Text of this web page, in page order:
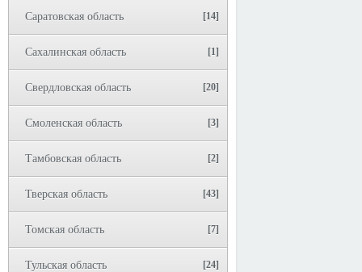
Саратовская область [14]
Сахалинская область [1]
Свердловская область [20]
Смоленская область [3]
Тамбовская область [2]
Тверская область [43]
Томская область [7]
Тульская область [24]